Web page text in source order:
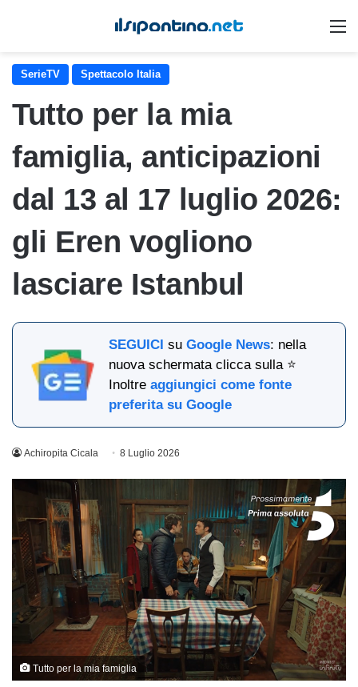
SerieTV Spettacolo Italia
Tutto per la mia
famiglia, anticipazioni
dal 13 al 17 luglio 2026:
gli Eren vogliono
lasciare Istanbul
SEGUICI suGoogle News: nella
nuova schermata clicca sulla ⭐
Inoltreaggiungici come fonte
preferita su Google
Achiropita Cicala 8 Luglio 2026
Tutto per la mia famiglia